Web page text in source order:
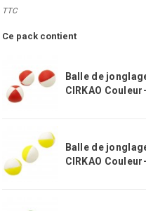
TTC
Ce pack contient
Balle de
CIRKAO
Balle de
CIRKAO